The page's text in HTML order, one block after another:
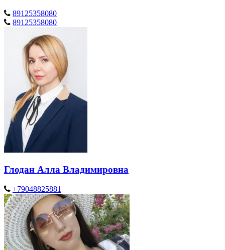
89125358080
89125358080
Глодан Алла Владимировна
+79048825881